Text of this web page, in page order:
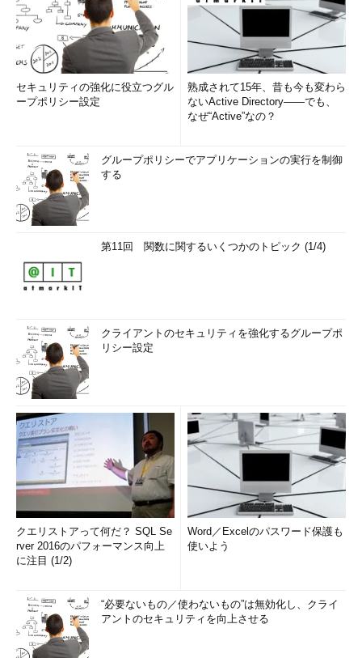
セキュリティの強化に役立つグル
ープポリシー設定
熟成されて15年、昔も今も変わら
ないActive Directory――でも、
なぜ“Active”なの？
グループポリシーでアプリケーションの実行を制御
する
第11回 関数に関するいくつかのトピック (1/4)
クライアントのセキュリティを強化するグループポ
リシー設定
クエリストアって何だ？ SQL Se
rver 2016のパフォーマンス向上
に注目 (1/2)
Word／Excelのパスワード保護も
使いよう
“必要ないもの／使わないもの”は無効化し、クライ
アントのセキュリティを向上させる